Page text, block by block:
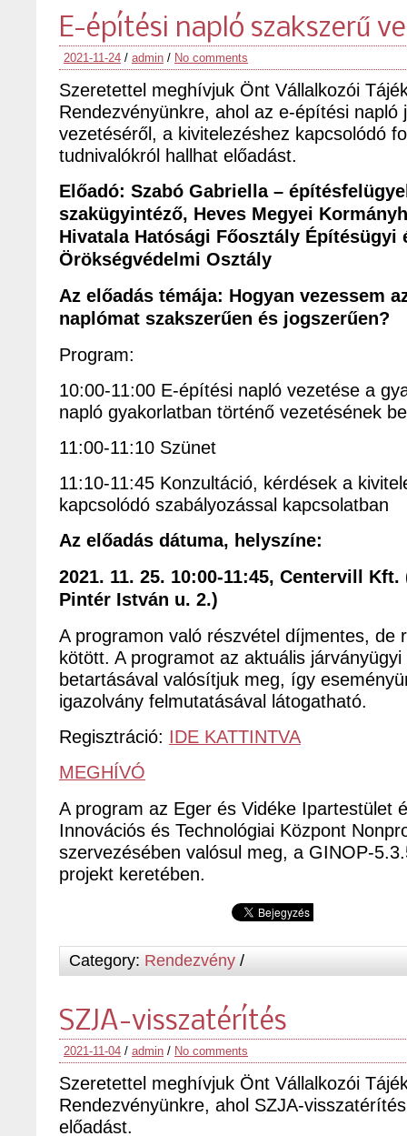
E-építési napló szakszerű
2021-11-24 / admin / No comments
Szeretettel meghívjuk Önt Vállalkozói
Rendezvényünkre, ahol az e-építési napló
vezetéséről, a kivitelezéshez kapcsolódó
tudnivalókról hallhat előadást.
Előadó: Szabó Gabriella –
szakügyintéző, Heves Megyei
Hivatala Hatósági Főosztály Építésügyi
Örökségvédelmi Osztály
Az előadás témája: Hogyan vezessem
naplómat szakszerűen és jogszerűen?
Program:
10:00-11:00 E-építési napló vezetése a
napló gyakorlatban történő vezetésének
11:00-11:10 Szünet
11:10-11:45 Konzultáció, kérdések a
kapcsolódó szabályozással kapcsolatban
Az előadás dátuma, helyszíne:
2021. 11. 25. 10:00-11:45, Centervill Kft.
Pintér István u. 2.)
A programon való részvétel díjmentes, de
kötött. A programot az aktuális
betartásával valósítjuk meg, így
igazolvány felmutatásával látogatható.
Regisztráció: IDE KATTINTVA
MEGHÍVÓ
A program az Eger és Vidéke Ipartestület
Innovációs és Technológiai Központ
szervezésében valósul meg, a GINOP-
projekt keretében.
Category: Rendezvény /
SZJA-visszatérítés
2021-11-04 / admin / No comments
Szeretettel meghívjuk Önt Vállalkozói
Rendezvényünkre, ahol SZJA-
előadást.